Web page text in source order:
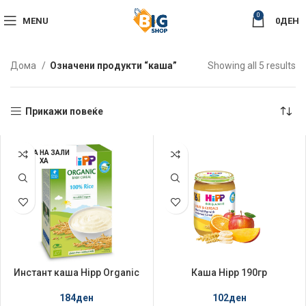
MENU
0
0ДЕН
Дома Означени продукти “каша” Showing all 5 results
Прикажи повеќе
НЕМА НА ЗАЛИ
ХА
Инстант каша Hipp Organic
184ден
Каша Hipp 190гр
мешано овошје
102ден